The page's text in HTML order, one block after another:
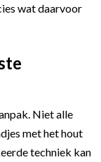
wat daarvoor
Niet alle
met het hout
techniek kan